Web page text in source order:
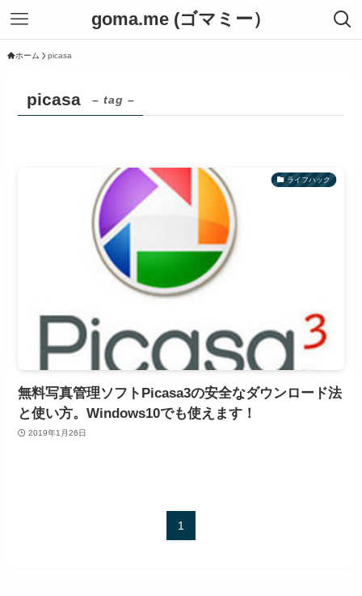
goma.me (ゴマミー）
ホーム picasa
picasa – tag –
ライフハック
無料写真管理ソフトPicasa3の安全なダウンロード法
と使い方。Windows10でも使えます！
2019年1月26日
1